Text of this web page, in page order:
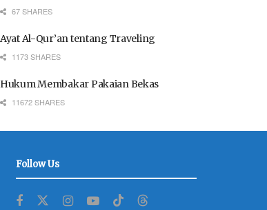
67 SHARES
Ayat Al-Qur’an tentang Traveling
1173 SHARES
Hukum Membakar Pakaian Bekas
11672 SHARES
Follow Us